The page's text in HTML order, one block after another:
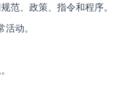
范、政策、指令和程序。
动。